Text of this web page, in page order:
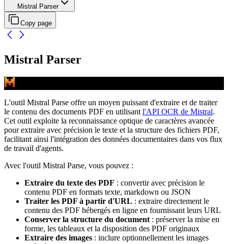
Mistral Parser
Copy page
Mistral Parser
L'outil Mistral Parse offre un moyen puissant d'extraire et de traiter
le contenu des documents PDF en utilisant l'API OCR de Mistral.
Cet outil exploite la reconnaissance optique de caractères avancée
pour extraire avec précision le texte et la structure des fichiers PDF,
facilitant ainsi l'intégration des données documentaires dans vos flux
de travail d'agents.
Avec l'outil Mistral Parse, vous pouvez :
Extraire du texte des PDF : convertir avec précision le
contenu PDF en formats texte, markdown ou JSON
Traiter les PDF à partir d'URL : extraire directement le
contenu des PDF hébergés en ligne en fournissant leurs URL
Conserver la structure du document : préserver la mise en
forme, les tableaux et la disposition des PDF originaux
Extraire des images : inclure optionnellement les images